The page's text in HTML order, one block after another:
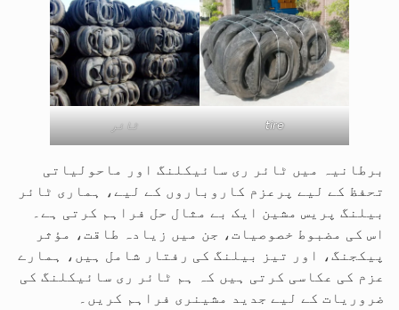
tire ٹائر
برطانیہ میں ٹائر ری سائیکلنگ اور ماحولیاتی
تحفظ کے لیے پرعزم کاروباروں کے لیے، ہماری ٹائر
بیلنگ پریس مشین ایک بے مثال حل فراہم کرتی ہے۔
اس کی مضبوط خصوصیات، جن میں زیادہ طاقت، مؤثر
پیکجنگ، اور تیز بیلنگ کی رفتار شامل ہیں، ہمارے
عزم کی عکاسی کرتی ہیں کہ ہم ٹائر ری سائیکلنگ کی
ضروریات کے لیے جدید مشینری فراہم کریں۔